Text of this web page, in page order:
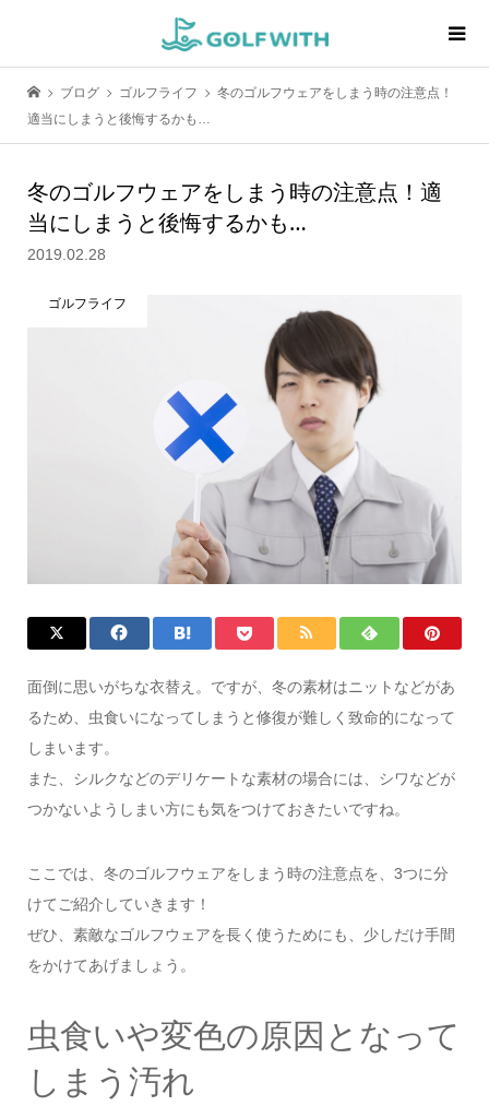
ブログ ゴルフライフ
冬のゴルフウェアをしまう時の注意点！
適当にしまうと後悔するかも…
冬のゴルフウェアをしまう時の注意点！適
当にしまうと後悔するかも…
2019.02.28
ゴルフライフ
面倒に思いがちな衣替え。ですが、冬の素材はニットなどがあ
るため、虫食いになってしまうと修復が難しく致命的になって
しまいます。
また、シルクなどのデリケートな素材の場合には、シワなどが
つかないようしまい方にも気をつけておきたいですね。
ここでは、冬のゴルフウェアをしまう時の注意点を、3つに分
けてご紹介していきます！
ぜひ、素敵なゴルフウェアを長く使うためにも、少しだけ手間
をかけてあげましょう。
虫食いや変色の原因となって
しまう汚れ